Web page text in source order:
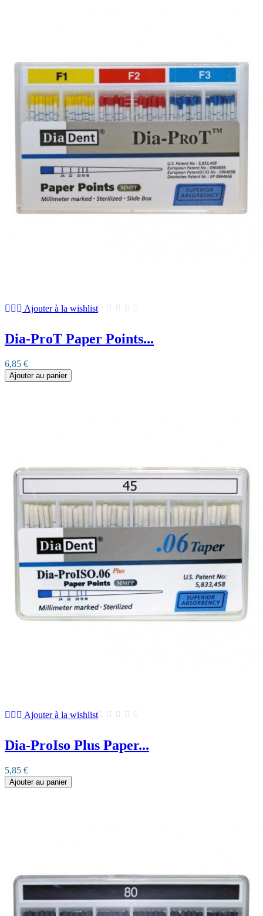
Ajouter à la wishlist
Dia-ProT Paper Points...
6,85 €
Ajouter au panier
Ajouter à la wishlist
Dia-ProIso Plus Paper...
5,85 €
Ajouter au panier